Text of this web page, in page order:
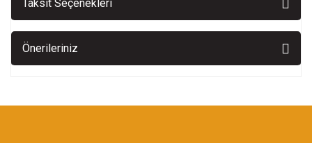
Taksit Seçenekleri
Önerileriniz